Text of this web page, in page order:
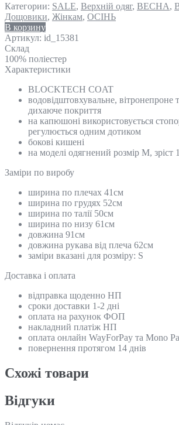
Категории: SALE, Верхній одяг, ВЕСНА,
Дощовики, Жінкам, ОСІНЬ
В корзину
Артикул: id_15381
Склад
100% поліестер
Характеристики
BLOCKTECH COAT
водовідштовхувальне, вітронепроне
дихаюче покриття
на капюшоні використовується
регулюється одним дотиком
бокові кишені
на моделі одягнений розмір М, зріст
Замiри по виробу
ширина по плечах 41см
ширина по грудях 52см
ширина по талії 50см
ширина по низу 61см
довжина 91см
довжина рукава від плеча 62см
заміри вказані для розміру: S
Доставка і оплата
відправка щоденно НП
сроки доставки 1-2 дні
оплата на рахунок ФОП
накладний платіж НП
оплата онлайн WayForPay та Mono
повернення протягом 14 днів
Схожi товари
Відгуки